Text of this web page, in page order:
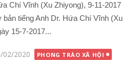
Chí Vĩnh (Xu Zhiyong), 9-11-2017
bản tiếng Anh Dr. Hứa Chí Vĩnh (Xu
15-7-2017...
02/2020
PHONG TRÀO XÃ HỘI